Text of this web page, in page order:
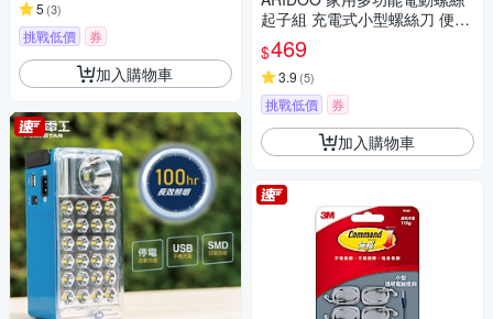
5 (3)
挑戰低價 券
加入購物車
起子組 充電式小型螺絲刀 便攜
螺絲維修工具套裝 螺絲批
$469
3.9 (5)
挑戰低價 券
加入購物車